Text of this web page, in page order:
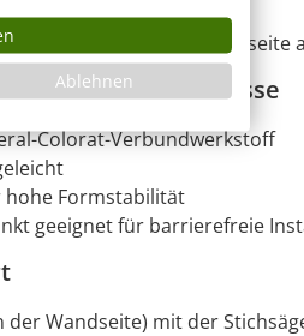
der direkt auf der
Colorat Duschtasse
Colorat-Verbundwerkstoff
Formstabilität
geeignet für barrierefreie
der Wandseite) mit der
Ablehnen